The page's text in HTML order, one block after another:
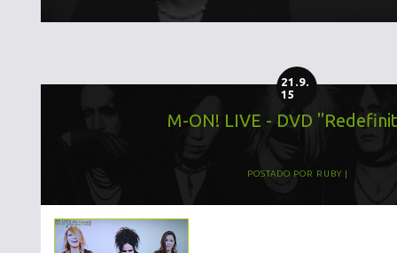
21.9.
15
M-ON! LIVE - DVD
POSTADO POR RUBY